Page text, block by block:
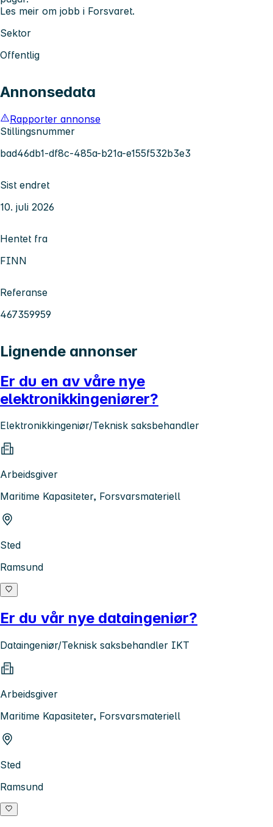
Les meir om jobb i Forsvaret.
Sektor
Offentlig
Annonsedata
Rapporter annonse
Stillingsnummer
bad46db1-df8c-485a-b21a-e155f532b3e3
Sist endret
10. juli 2026
Hentet fra
FINN
Referanse
467359959
Lignende annonser
Er du en av våre nye
elektronikkingeniører?
Elektronikkingeniør/Teknisk saksbehandler
Arbeidsgiver
Maritime Kapasiteter, Forsvarsmateriell
Sted
Ramsund
Er du vår nye dataingeniør?
Dataingeniør/Teknisk saksbehandler IKT
Arbeidsgiver
Maritime Kapasiteter, Forsvarsmateriell
Sted
Ramsund